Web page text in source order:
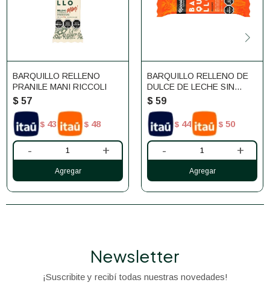
BARQUILLO RELLENO
PRANILE MANI RICCOLI
$ 57
$ 43 $ 48
- +
BARQUILLO RELLENO DE
DULCE DE LECHE SIN
GLUTEN RICCOLI 30G
$ 59
$ 44 $ 50
- +
Newsletter
¡Suscribite y recibí todas nuestras novedades!